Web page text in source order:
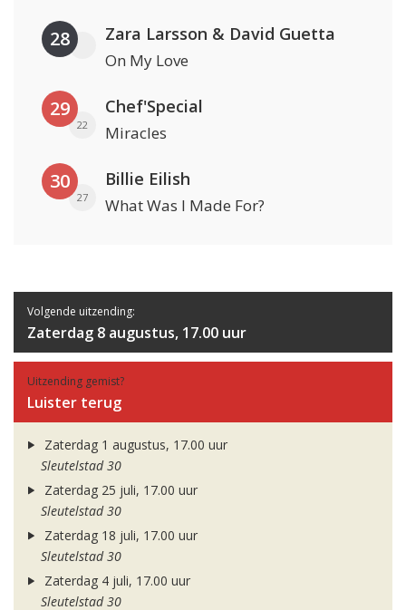
28 Zara Larsson & David Guetta
On My Love
29
22
Chef'Special
Miracles
30
27
Billie Eilish
What Was I Made For?
Volgende uitzending:
Zaterdag 8 augustus, 17.00 uur
Uitzending gemist?
Luister terug
Zaterdag 1 augustus, 17.00 uur
Sleutelstad 30
Zaterdag 25 juli, 17.00 uur
Sleutelstad 30
Zaterdag 18 juli, 17.00 uur
Sleutelstad 30
Zaterdag 4 juli, 17.00 uur
Sleutelstad 30